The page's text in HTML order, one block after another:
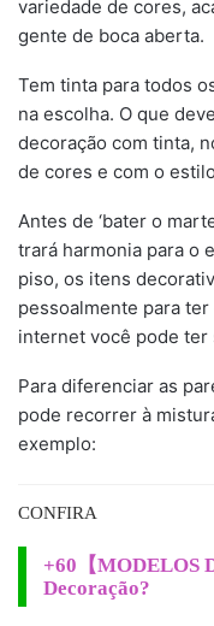
variedade de cores,
gente de boca aberta.
Tem tinta para todos
na escolha. O que
decoração com tinta,
de cores e com o
Antes de ‘bater o
trará harmonia para o
piso, os itens
pessoalmente para
internet você pode ter
Para diferenciar as
pode recorrer à
exemplo:
CONFIRA
+60【MODELOS
Decoração?